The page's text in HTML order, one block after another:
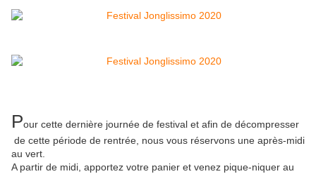
Pour cette dernière journée de festival et afin de décompresser
de cette période de rentrée, nous vous réservons une après-midi
au vert.
A partir de midi, apportez votre panier et venez pique-niquer au